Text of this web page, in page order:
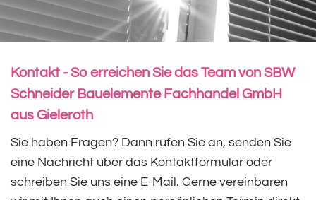
Kontakt - So erreichen Sie das Team von SBW
Schneider Bauelemente Fachhandel GmbH
aus Gieleroth
Sie haben Fragen? Dann rufen Sie an, senden Sie
eine Nachricht über das Kontaktformular oder
schreiben Sie uns eine E-Mail. Gerne vereinbaren